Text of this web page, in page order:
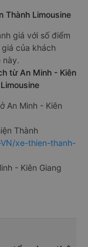
Limousine
giá với số điểm
của khách
từ An Minh - Kiên
An Minh - Kiên
Thành
xe-thien-thanh-